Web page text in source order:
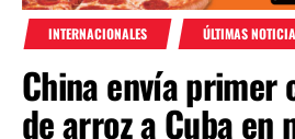
INTERNACIONALES ÚLTIMAS
China envía primer
de arroz a Cuba en